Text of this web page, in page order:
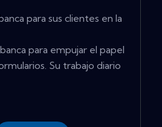
para sus clientes en la
para empujar el papel
Su trabajo diario